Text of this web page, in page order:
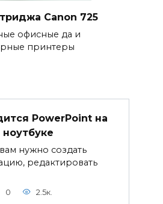
Canon 725
офисные да и
принтеры
PowerPoint на
ноутбуке
нужно создать
редактировать
0 2.5к.